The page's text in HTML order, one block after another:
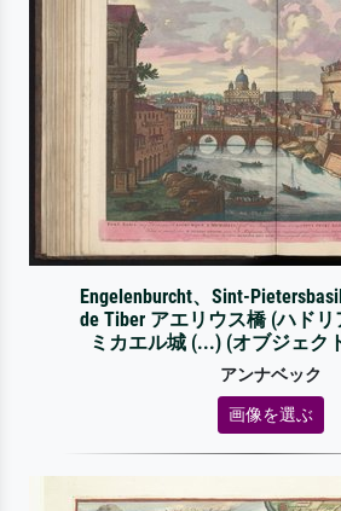
Engelenburcht、Sint-
de Tiber アエリウス橋 (ハド
ミカエル城 (...) (オブジェク
アンナベック
画像を選ぶ